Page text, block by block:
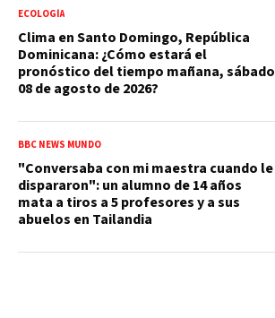
ECOLOGÍA
Clima en Santo Domingo, República
Dominicana: ¿Cómo estará el
pronóstico del tiempo mañana, sábado
08 de agosto de 2026?
BBC NEWS MUNDO
"Conversaba con mi maestra cuando le
dispararon": un alumno de 14 años
mata a tiros a 5 profesores y a sus
abuelos en Tailandia